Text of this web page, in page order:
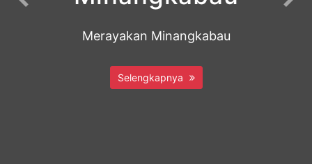
Merayakan Minangkabau
Selengkapnya
Previous Next